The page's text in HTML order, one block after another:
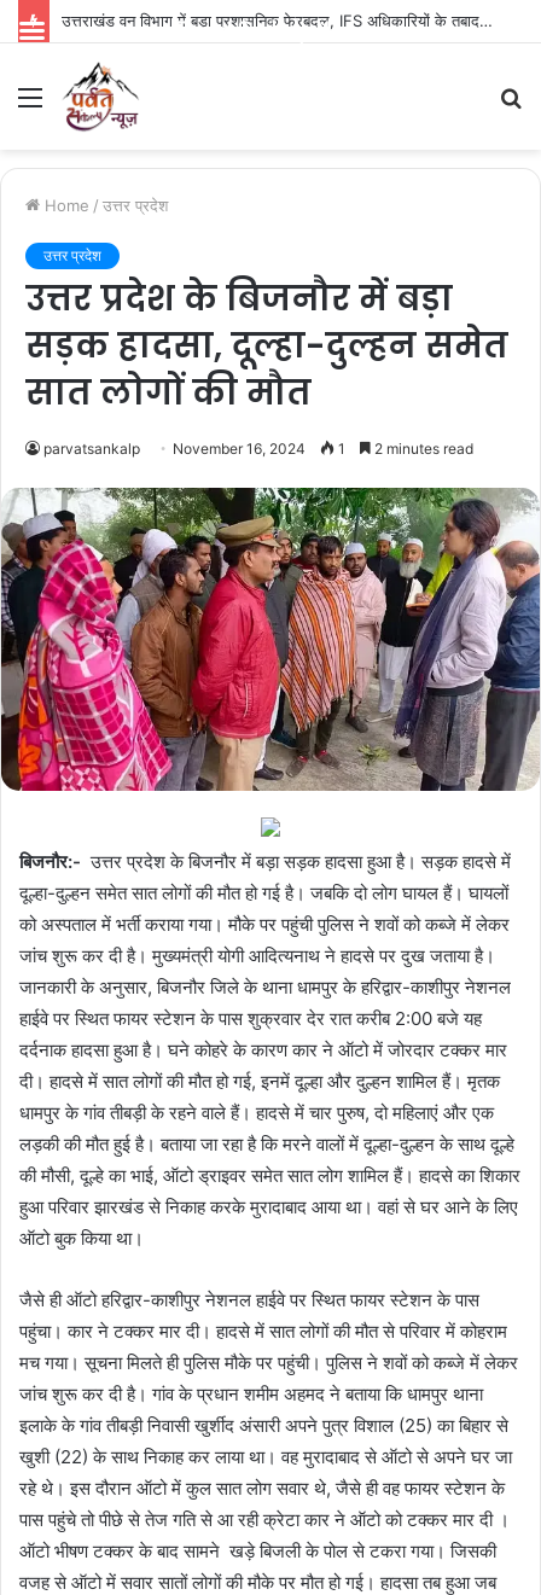
उत्तराखंड वन विभाग में बड़ा प्रशासनिक फेरबदल, IFS अधिकारियों के तबादले; कई अफसरों को नई जिम्मेदारी
Menu
Home / उत्तर प्रदेश
उत्तर प्रदेश
उत्तर प्रदेश के बिजनौर में बड़ा
सड़क हादसा, दूल्हा-दुल्हन समेत
सात लोगों की मौत
parvatsankalp November 16, 2024 1 2 minutes read
बिजनौर:-उत्तर प्रदेश के बिजनौर में बड़ा सड़क हादसा हुआ है। सड़क हादसे में
दूल्हा-दुल्हन समेत सात लोगों की मौत हो गई है। जबकि दो लोग घायल हैं। घायलों
को अस्पताल में भर्ती कराया गया। मौके पर पहुंची पुलिस ने शवों को कब्जे में लेकर
जांच शुरू कर दी है। मुख्यमंत्री योगी आदित्यनाथ ने हादसे पर दुख जताया है।
जानकारी के अनुसार, बिजनौर जिले के थाना धामपुर के हरिद्वार-काशीपुर नेशनल
हाईवे पर स्थित फायर स्टेशन के पास शुक्रवार देर रात करीब 2:00 बजे यह
दर्दनाक हादसा हुआ है। घने कोहरे के कारण कार ने ऑटो में जोरदार टक्कर मार
दी। हादसे में सात लोगों की मौत हो गई, इनमें दूल्हा और दुल्हन शामिल हैं। मृतक
धामपुर के गांव तीबड़ी के रहने वाले हैं। हादसे में चार पुरुष, दो महिलाएं और एक
लड़की की मौत हुई है। बताया जा रहा है कि मरने वालों में दूल्हा-दुल्हन के साथ दूल्हे
की मौसी, दूल्हे का भाई, ऑटो ड्राइवर समेत सात लोग शामिल हैं। हादसे का शिकार
हुआ परिवार झारखंड से निकाह करके मुरादाबाद आया था। वहां से घर आने के लिए
ऑटो बुक किया था।
जैसे ही ऑटो हरिद्वार-काशीपुर नेशनल हाईवे पर स्थित फायर स्टेशन के पास
पहुंचा। कार ने टक्कर मार दी। हादसे में सात लोगों की मौत से परिवार में कोहराम
मच गया। सूचना मिलते ही पुलिस मौके पर पहुंची। पुलिस ने शवों को कब्जे में लेकर
जांच शुरू कर दी है। गांव के प्रधान शमीम अहमद ने बताया कि धामपुर थाना
इलाके के गांव तीबड़ी निवासी खुर्शीद अंसारी अपने पुत्र विशाल (25) का बिहार से
खुशी (22) के साथ निकाह कर लाया था। वह मुरादाबाद से ऑटो से अपने घर जा
रहे थे। इस दौरान ऑटो में कुल सात लोग सवार थे, जैसे ही वह फायर स्टेशन के
पास पहुंचे तो पीछे से तेज गति से आ रही क्रेटा कार ने ऑटो को टक्कर मार दी ।
ऑटो भीषण टक्कर के बाद सामने खड़े बिजली के पोल से टकरा गया। जिसकी
वजह से ऑटो में सवार सातों लोगों की मौके पर मौत हो गई। हादसा तब हुआ जब
Parvat Sankalp News